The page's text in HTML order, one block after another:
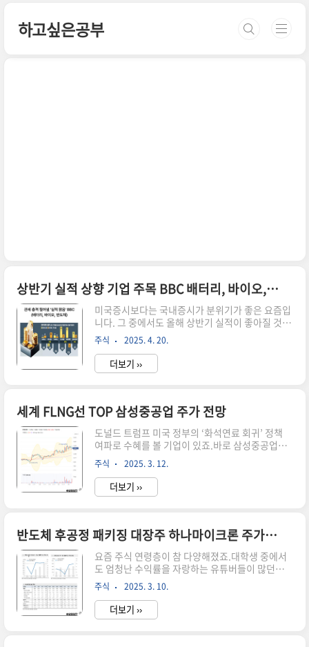
하고싶은공부
상반기 실적 상향 기업 주목 BBC 배터리, 바이오, 반도체(ft.SK하이닉스)
미국증시보다는 국내증시가 분위기가 좋은 요즘입
니다. 그 중에서도 올해 상반기 실적이 좋아질 것으
로 예상되는 기업에 주목하라는 조언이 증권가에서
나왔는데요.​미국 경기 침체 우려로 코스피지수가
주가순자산비율(PBR) 0.86배 수준으로 내려앉은
만큼 호실적 예상 종목을 선 매수할 기회라는 분석
다. 실적 추정치 높아진 반도체 대장주 SK하이닉스
BBC 아시죠?​배터리, 바이오, 반도체 18일 금융 정
보업체 에프앤 가이드에 따르면 3월 이후 지난 16
일까지 주가가 10% 이상 빠졌지만 1분기 혹은 2분
기 영업이익 컨센서스(추정치 평균)가 1개월 전 대
비 3% 이상 증가한 주요 업종은 반도체와 2차 전지
등인 것으로 ..
주식 2025. 4. 20.
더보기 ››
세계 FLNG선 TOP 삼성중공업 주가 전망
도널드 트럼프 미국 정부의 ‘화석연료 회귀’ 정책
여파로 수혜를 볼 기업이 있죠.바로 삼성중공업인
데요.​삼성중공업이 2조 원짜리 ‘액화천연가스 생산
·저장·하역 설비(FLNG)’ 4기(基) 수주가 코앞이
라고 합니다.​금액은 모두 8조 원 이상으로 지난해
이 회사 매출(9조 9031억 원)의 80%에 이르는 규
알아보겠습니다.FLNG 수주 삼성중공업FLNG란?
11일 업계에 따르면 삼성중공업은 이탈리아 ENI,
미국 델핀, 캐나다 웨스턴 LNG, 노르웨이 골라
LNG 등 4개사에 FLNG를 납품하기 위해 세부 조건
을 협의 중이라고 합니다.​삼성중공업이 건조한
FLNG는 2030년 전후로 이들 회사에 인도될 것 계
획인..
주식 2025. 3. 12.
더보기 ››
반도체 후공정 패키징 대장주 하나마이크론 주가전망
요즘 주식 연령층이 참 다양해졌죠.​대학생 중에서
도 엄청난 수익률을 자랑하는 유튜버들이 많던데
요.​참 똑똑한 친구들이 많죠.​저평가주에 집중 투자
한다는 청년층!​그중에서도 반도체 소 부장에 투자
를 한다는데 오늘 하나마이크론 관련기사가 나와서
한번 알아봤습니다.​반도체 후공정 패키징 대장주
주식 2025. 3. 10.
더보기 ››